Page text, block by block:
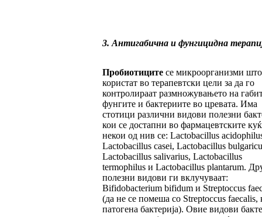
3. Антигабична и фунгицидна
Пробиотицитесе микроорганизми што
користат во терапевтски цели за да го
контролираат размножувањето на
фунгите и бактериите во цревата. Има
стотици различни видови полезни
кои се достапни во фармацевтските
некои од нив се: Lactobacillus
Lactobacillus casei, Lactobacillus
Lactobacillus salivarius, Lactobacillus
termophilus и Lactobacillus plantarum.
полезни видови ги вклучуваат:
Bifidobacterium bifidum и Streptoccus
(да не се помеша со Streptoccus faecalis,
патогена бактерија). Овие видови